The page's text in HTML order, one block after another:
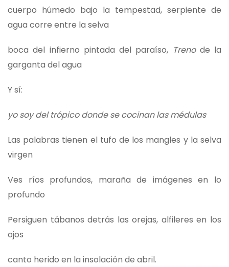
cuerpo húmedo bajo la tempestad, serpiente de
agua corre entre la selva
boca del infierno pintada del paraíso, Treno de la
garganta del agua
Y sí:
yo soy del trópico donde se cocinan las médulas
Las palabras tienen el tufo de los mangles y la selva
virgen
Ves ríos profundos, maraña de imágenes en lo
profundo
Persiguen tábanos detrás las orejas, alfileres en los
ojos
canto herido en la insolación de abril.